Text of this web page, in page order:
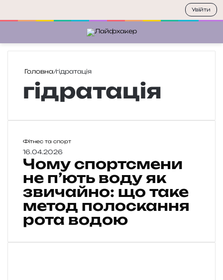
Головна/гідратація
гідратація
Ч
о
м
с
п
о
т
Фітнес та спорт
16.04.2026
Чому спортсмени
не п’ють воду як
звичайно: що таке
метод полоскання
рота водою
Увійти